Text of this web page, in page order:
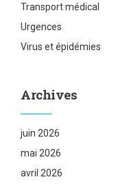
Transport médical
Urgences
Virus et épidémies
Archives
juin 2026
mai 2026
avril 2026